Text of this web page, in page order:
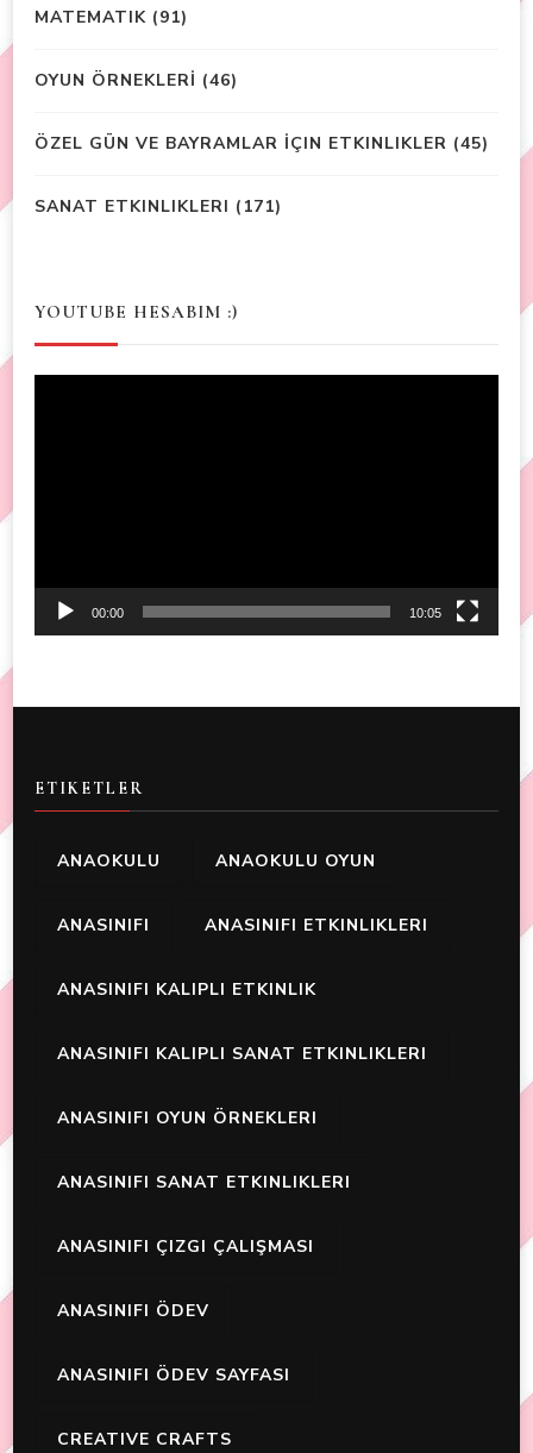
MATEMATIK (91)
OYUN ÖRNEKLERİ (46)
ÖZEL GÜN VE BAYRAMLAR İÇIN ETKINLIKLER (45)
SANAT ETKINLIKLERI (171)
YOUTUBE HESABIM :)
00:00 10:05
ETIKETLER
ANAOKULU ANAOKULU OYUN
ANASINIFI ANASINIFI ETKINLIKLERI
ANASINIFI KALIPLI ETKINLIK
ANASINIFI KALIPLI SANAT ETKINLIKLERI
ANASINIFI OYUN ÖRNEKLERI
ANASINIFI SANAT ETKINLIKLERI
ANASINIFI ÇIZGI ÇALIŞMASI
ANASINIFI ÖDEV
ANASINIFI ÖDEV SAYFASI
CREATIVE CRAFTS